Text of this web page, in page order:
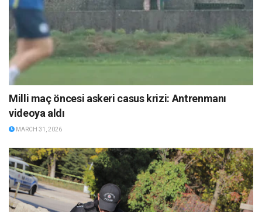
Milli maç öncesi askeri casus krizi: Antrenmanı
videoya aldı
MARCH 31, 2026